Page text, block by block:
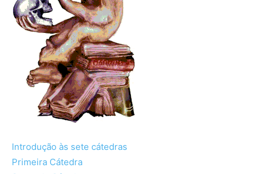
Introdução às sete cátedras
Primeira Cátedra